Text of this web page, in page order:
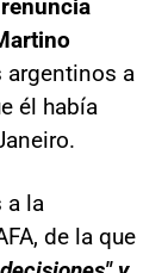
argentinos a
él había
a la
de la que